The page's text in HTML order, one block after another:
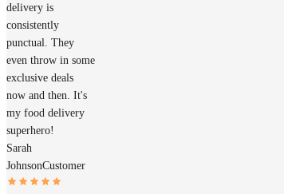
delivery is
consistently
punctual. They
even throw in some
exclusive deals
now and then. It's
my food delivery
superhero!
Sarah
JohnsonCustomer